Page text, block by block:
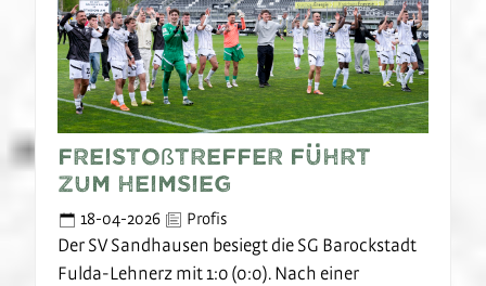
Freistoßtreffer führt
zum Heimsieg
18-04-2026 Profis
Der SV Sandhausen besiegt die SG Barockstadt
Fulda-Lehnerz mit 1:0 (0:0). Nach einer